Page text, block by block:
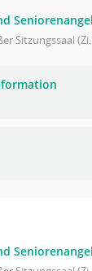
Sitzungssaal